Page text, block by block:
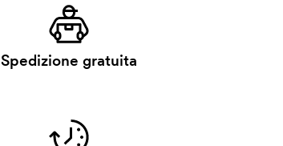
Spedizione gratuita